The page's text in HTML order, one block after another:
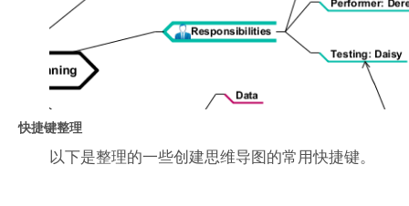
快捷键整理
以下是整理的一些创建思维导图的常用快捷键。